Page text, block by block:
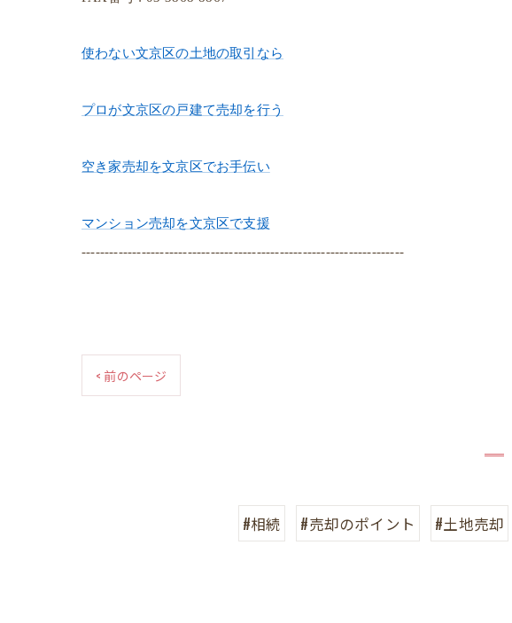
使わない文京区の土地の取引なら
プロが文京区の戸建て売却を行う
空き家売却を文京区でお手伝い
マンション売却を文京区で支援
----------------------------------------------------------------------
< 前のページ
#相続 #売却のポイント #土地売却